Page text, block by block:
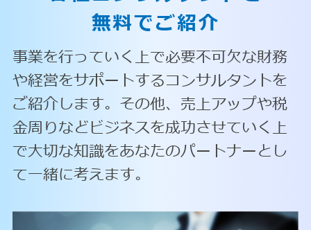
無料でご紹介
事業を行っていく上で必要不可欠な財務
や経営をサポートするコンサルタントを
ご紹介します。その他、売上アップや税
金周りなどビジネスを成功させていく上
で大切な知識をあなたのパートナーとし
て一緒に考えます。